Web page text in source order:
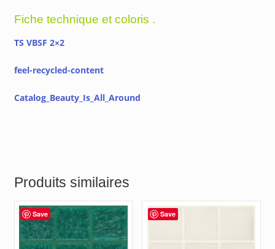
Fiche technique et coloris .
TS VBSF 2×2
feel-recycled-content
Catalog_Beauty_Is_All_Around
Produits similaires
Save Save